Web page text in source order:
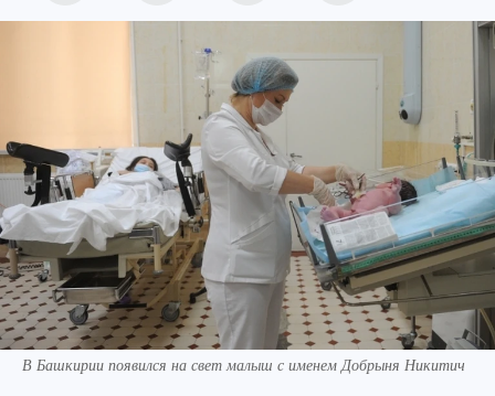
В Башкирии появился на свет малыш с именем Добрыня Никитич